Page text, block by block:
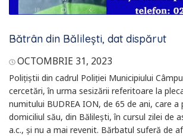
Bătrân din Bălilești, dat dispărut
OCTOMBRIE 31, 2023
Polițiștii din cadrul Poliției Municipiului
cercetări, în urma sesizării referitoare la
numitului BUDREA ION, de 65 de ani, care a
domiciliul său, din Bălilești, în cursul zilei de
a.c., și nu a mai revenit. Bărbatul suferă de